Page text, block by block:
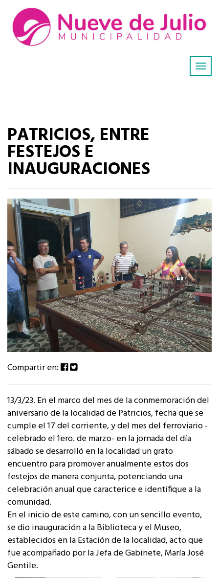
PATRICIOS, ENTRE
FESTEJOS E
INAUGURACIONES
Compartir en:
13/3/23. En el marco del mes de la conmemoración del
aniversario de la localidad de Patricios, fecha que se
cumple el 17 del corriente, y del mes del ferroviario -
celebrado el 1ero. de marzo- en la jornada del día
sábado se desarrolló en la localidad un grato
encuentro para promover anualmente estos dos
festejos de manera conjunta, potenciando una
celebración anual que caracterice e identifique a la
comunidad.
En el inicio de este camino, con un sencillo evento,
se dio inauguración a la Biblioteca y el Museo,
establecidos en la Estación de la localidad, acto que
fue acompañado por la Jefa de Gabinete, María José
Gentile.